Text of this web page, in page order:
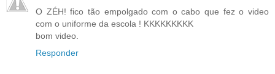
O ZÉH! fico tão empolgado com o cabo que fez o video
com o uniforme da escola ! KKKKKKKKK
bom video.
Responder